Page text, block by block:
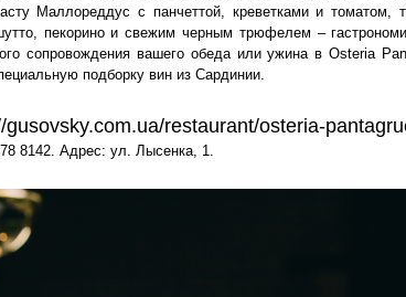
Маллореддус с панчеттой, креветками и томатом,
пекорино и свежим черным трюфелем –
сопровождения вашего обеда или ужинав Оsteria
подборку вин из Сардинии.
gusovsky.com.ua/restaurant/osteria-
8142. Адрес: ул. Лысенка, 1.